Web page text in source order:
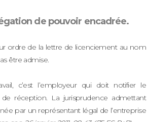
de pouvoir encadrée.
ordre de la lettre de licenciement au nom
être admise.
c’est l’employeur qui doit notifier le
réception. La jurisprudence admettant
par un représentant légal de l’entreprise